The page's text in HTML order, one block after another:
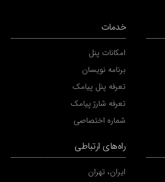
خدمات
امکانات پنل
برنامه نویسان
تعرفه پنل پیامک
تعرفه شارژ پیامک
شماره اختصاصی
راه‌های ارتباطی
ایران، تهران